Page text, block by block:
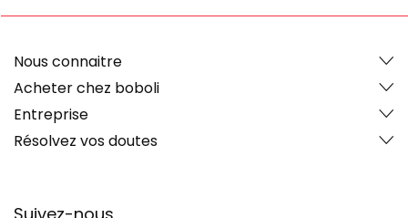
Nous connaitre
Acheter chez boboli
Entreprise
Résolvez vos doutes